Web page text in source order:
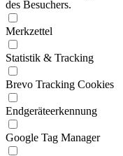
des Besuchers.
Merkzettel
Statistik & Tracking
Brevo Tracking Cookies
Endgeräteerkennung
Google Tag Manager